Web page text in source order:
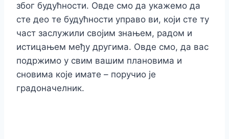
због будућности. Овде смо да укажемо да
сте део те будућности управо ви, који сте ту
част заслужили својим знањем, радом и
истицањем међу другима. Овде смо, да вас
подржимо у свим вашим плановима и
сновима које имате – поручио је
градоначелник.